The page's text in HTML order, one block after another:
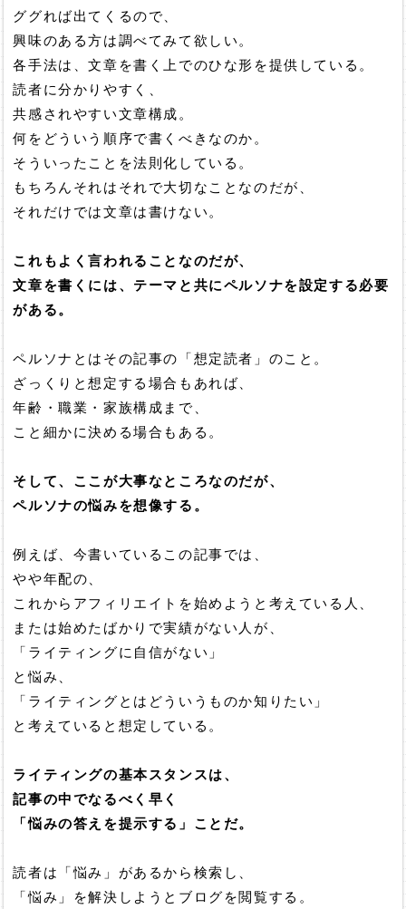
ググれば出てくるので、
興味のある方は調べてみて欲しい。
各手法は、文章を書く上でのひな形を提供している。
読者に分かりやすく、
共感されやすい文章構成。
何をどういう順序で書くべきなのか。
そういったことを法則化している。
もちろんそれはそれで大切なことなのだが、
それだけでは文章は書けない。
これもよく言われることなのだが、
文章を書くには、テーマと共にペルソナを設定する必要
がある。
ペルソナとはその記事の「想定読者」のこと。
ざっくりと想定する場合もあれば、
年齢・職業・家族構成まで、
こと細かに決める場合もある。
そして、ここが大事なところなのだが、
ペルソナの悩みを想像する。
例えば、今書いているこの記事では、
やや年配の、
これからアフィリエイトを始めようと考えている人、
または始めたばかりで実績がない人が、
「ライティングに自信がない」
と悩み、
「ライティングとはどういうものか知りたい」
と考えていると想定している。
ライティングの基本スタンスは、
記事の中でなるべく早く
「悩みの答えを提示する」ことだ。
読者は「悩み」があるから検索し、
「悩み」を解決しようとブログを閲覧する。